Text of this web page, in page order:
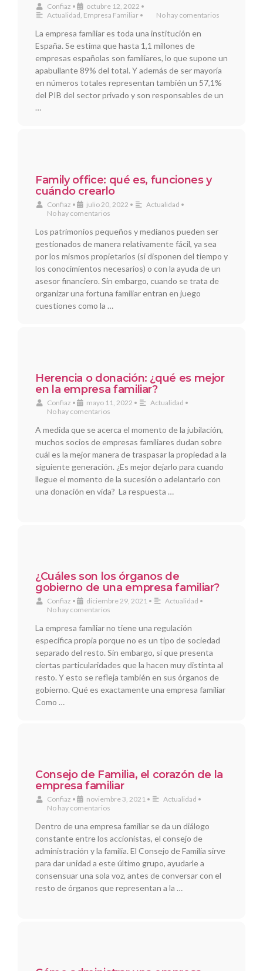
Confiaz • octubre 12, 2022 •
Actualidad, Empresa Familiar • No hay comentarios
La empresa familiar es toda una institución en
España. Se estima que hasta 1,1 millones de
empresas españolas son familiares, lo que supone un
apabullante 89% del total. Y además de ser mayoría
en números totales representan también un 57,1%
del PIB del sector privado y son responsables de un
…
Family office: qué es, funciones y
cuándo crearlo
Confiaz • julio 20, 2022 • Actualidad •
No hay comentarios
Los patrimonios pequeños y medianos pueden ser
gestionados de manera relativamente fácil, ya sea
por los mismos propietarios (si disponen del tiempo y
los conocimientos necesarios) o con la ayuda de un
asesor financiero. Sin embargo, cuando se trata de
organizar una fortuna familiar entran en juego
cuestiones como la …
Herencia o donación: ¿qué es mejor
en la empresa familiar?
Confiaz • mayo 11, 2022 • Actualidad •
No hay comentarios
A medida que se acerca el momento de la jubilación,
muchos socios de empresas familiares dudan sobre
cuál es la mejor manera de traspasar la propiedad a la
siguiente generación. ¿Es mejor dejarlo para cuando
llegue el momento de la sucesión o adelantarlo con
una donación en vida? La respuesta …
¿Cuáles son los órganos de
gobierno de una empresa familiar?
Confiaz • diciembre 29, 2021 • Actualidad •
No hay comentarios
La empresa familiar no tiene una regulación
específica propia porque no es un tipo de sociedad
separado del resto. Sin embargo, sí que presenta
ciertas particularidades que la hacen muy distinta al
resto. Y esto se refleja también en sus órganos de
gobierno. Qué es exactamente una empresa familiar
Como …
Consejo de Familia, el corazón de la
empresa familiar
Confiaz • noviembre 3, 2021 • Actualidad •
No hay comentarios
Dentro de una empresa familiar se da un diálogo
constante entre los accionistas, el consejo de
administración y la familia. El Consejo de Familia sirve
para dar unidad a este último grupo, ayudarle a
consensuar una sola voz, antes de conversar con el
resto de órganos que representan a la …